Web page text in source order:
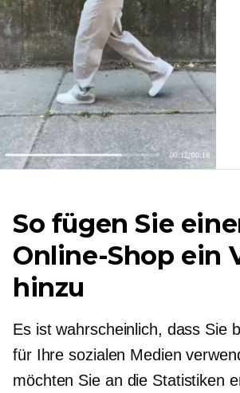
So fügen Sie
Online-Shop ein
hinzu
Es ist wahrscheinlich, dass Sie
für Ihre sozialen Medien
möchten Sie an die Statistiken